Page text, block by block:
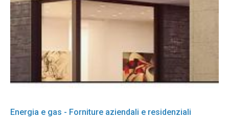
Energia e gas - Forniture aziendali e residenziali